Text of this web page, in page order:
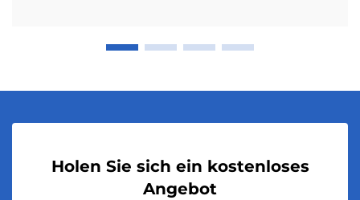
Holen Sie sich ein kostenloses
Angebot